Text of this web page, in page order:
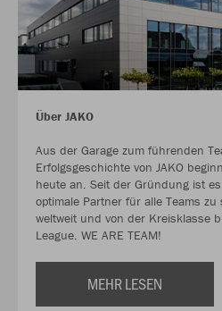
Über JAKO
Aus der Garage zum führenden
Erfolgsgeschichte von JAKO
heute an. Seit der Gründung ist
optimale Partner für alle Teams
weltweit und von der Kreisklasse
League. WE ARE TEAM!
MEHR LESEN